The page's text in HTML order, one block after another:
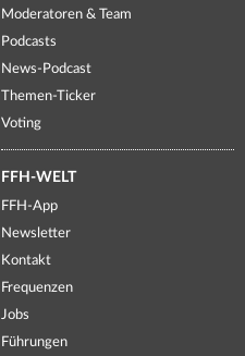
Moderatoren & Team
Podcasts
News-Podcast
Themen-Ticker
Voting
FFH-WELT
FFH-App
Newsletter
Kontakt
Frequenzen
Jobs
Führungen